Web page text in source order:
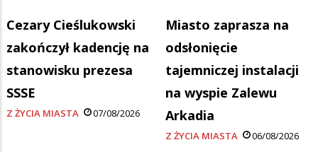
Cezary Cieślukowski
zakończył kadencję na
stanowisku prezesa
SSSE
Z ŻYCIA MIASTA 07/08/2026
Miasto zaprasza na
odsłonięcie
tajemniczej instalacji
na wyspie Zalewu
Arkadia
Z ŻYCIA MIASTA 06/08/2026